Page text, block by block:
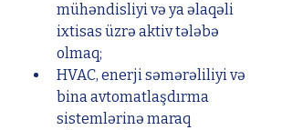
mühəndisliyi və ya əlaqəli
ixtisas üzrə aktiv tələbə
olmaq;
HVAC, enerji səmərəliliyi və
bina avtomatlaşdırma
sistemlərinə maraq